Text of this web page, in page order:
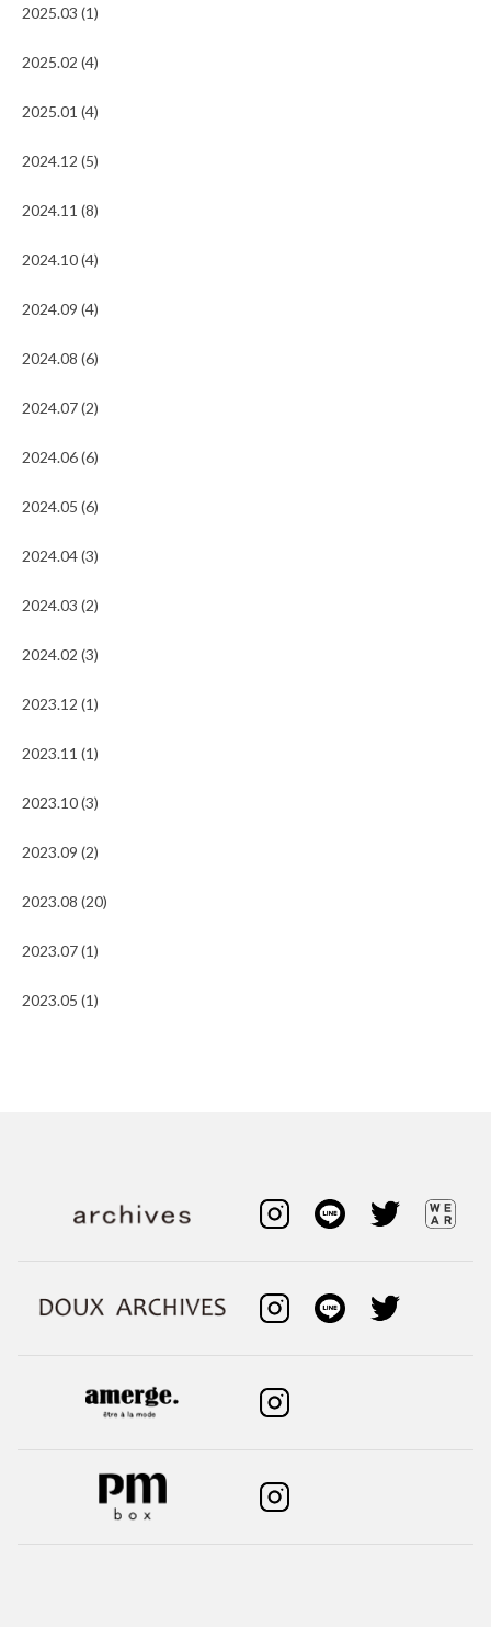
2025.03 (1)
2025.02 (4)
2025.01 (4)
2024.12 (5)
2024.11 (8)
2024.10 (4)
2024.09 (4)
2024.08 (6)
2024.07 (2)
2024.06 (6)
2024.05 (6)
2024.04 (3)
2024.03 (2)
2024.02 (3)
2023.12 (1)
2023.11 (1)
2023.10 (3)
2023.09 (2)
2023.08 (20)
2023.07 (1)
2023.05 (1)